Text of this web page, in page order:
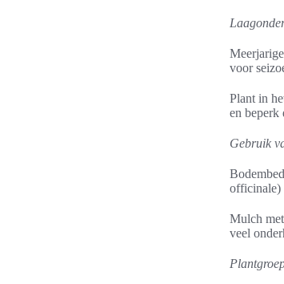
voor
Plant in
en beperk
Gebruik
officinale)
Mulch
veel